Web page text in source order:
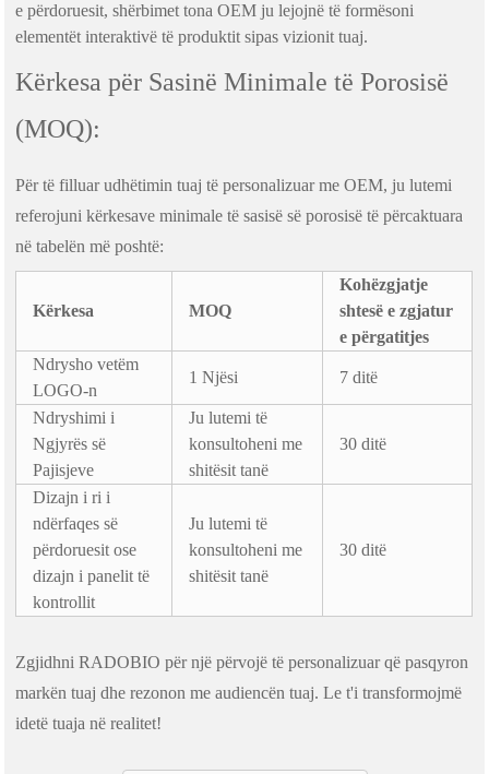
e përdoruesit, shërbimet tona OEM ju lejojnë të formësoni
elementët interaktivë të produktit sipas vizionit tuaj.
Kërkesa për Sasinë Minimale të Porosisë
(MOQ):
Për të filluar udhëtimin tuaj të personalizuar me OEM, ju lutemi
referojuni kërkesave minimale të sasisë së porosisë të përcaktuara
në tabelën më poshtë:
Kërkesa MOQ
Kohëzgjatje
shtesë e zgjatur
e përgatitjes
Ndrysho vetëm
LOGO-n
1 Njësi 7 ditë
Ndryshimi i
Ngjyrës së
Pajisjeve
Ju lutemi të
konsultoheni me
shitësit tanë
30 ditë
Dizajn i ri i
ndërfaqes së
përdoruesit ose
dizajn i panelit të
kontrollit
Ju lutemi të
konsultoheni me
shitësit tanë
30 ditë
Zgjidhni RADOBIO për një përvojë të personalizuar që pasqyron
markën tuaj dhe rezonon me audiencën tuaj. Le t'i transformojmë
idetë tuaja në realitet!